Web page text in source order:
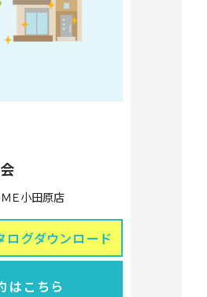
Ｅ小田原店
ログダウンロード
はこちら